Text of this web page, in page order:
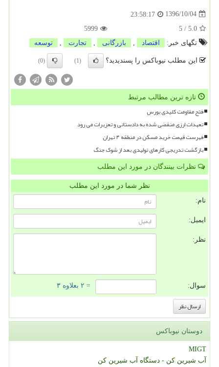
1396/10/04
23:58:17
5.0
/
5
5999
تگهای خبر:
اقتصاد بازرگانی تجارت توسعه
این مطلب نیوباکس را پسندیدید؟ (1)
(0)
تازه ترین مطالب مرتبط
فتح مقاومت کلیدی بورس
تعهدات ارزی منقضی شده به دادستانی و تعزیرات می رود
فهرست قیمت خرید مسکن در منطقه ۴ تهران
بازگشت تدریجی کارهای تولیدی بعد از شوک جنگ
نظرات بینندگان در مورد این مطلب
نظر شما در مورد این مطلب
نام:
ایمیل:
نظر:
سوال: = ۲ بعلاوه ۳
دوستان نیوباکس
MIGT
آب شیرین کن - دستگاه آب شیرین کن